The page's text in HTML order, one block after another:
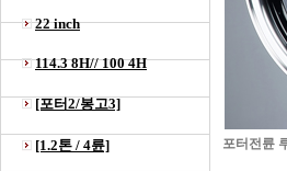
22 inch
114.3 8H// 100 4H
[포터2/봉고3]
[1.2톤 / 4륜]
포터전륜